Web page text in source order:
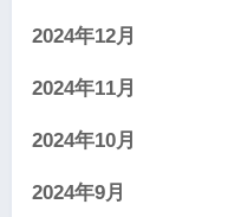
2024年12月
2024年11月
2024年10月
2024年9月